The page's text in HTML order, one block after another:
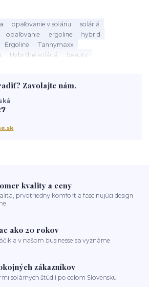
opaľovanie v soláriu
soláriá
opaľovanie ergoline
hybrid
Ergoline
Tannymaxx
Hybridné soláriá
beauty
servis solaria
Zavolajte nám.
kvality a ceny
prvotriedny komfort a fascinujúci design
ako 20 rokov
a v našom businesse sa vyznáme
zákazníkov
solárnych štúdií po celom Slovensku